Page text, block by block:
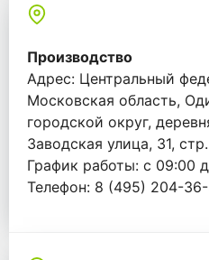
Производство
Адрес: Центральный
Московская область,
городской округ,
Заводская улица, 31,
График работы: с 09:00
Телефон: 8 (495) 204-